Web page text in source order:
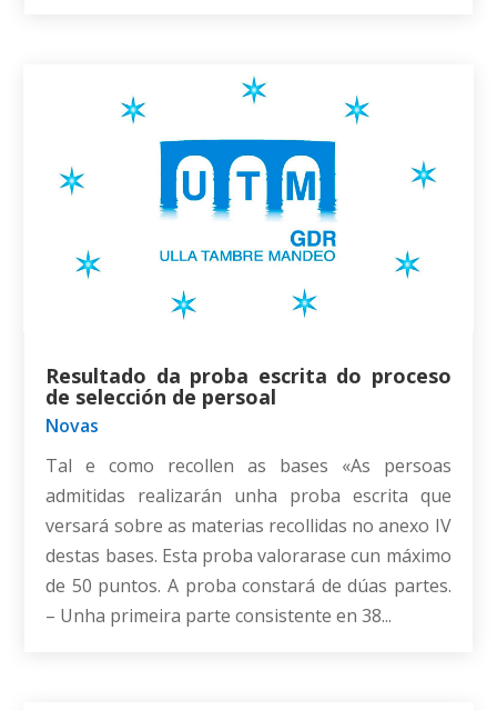
Resultado da proba escrita do proceso
de selección de persoal
Novas
Tal e como recollen as bases «As persoas
admitidas realizarán unha proba escrita que
versará sobre as materias recollidas no anexo IV
destas bases. Esta proba valorarase cun máximo
de 50 puntos. A proba constará de dúas partes.
– Unha primeira parte consistente en 38...